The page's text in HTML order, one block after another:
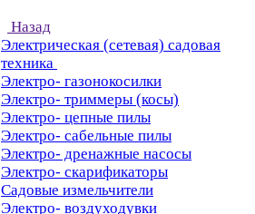
Назад
Электрическая (сетевая) садовая
техника
Электро- газонокосилки
Электро- триммеры (косы)
Электро- цепные пилы
Электро- сабельные пилы
Электро- дренажные насосы
Электро- скарификаторы
Садовые измельчители
Электро- воздуходувки